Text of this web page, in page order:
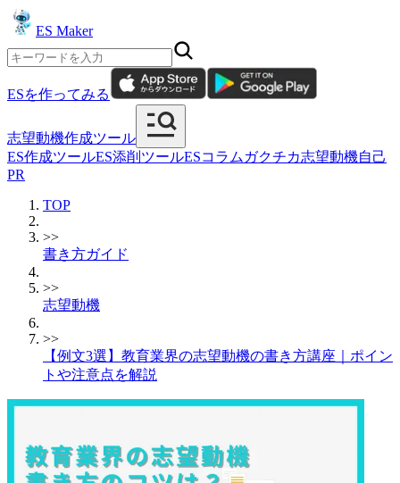
ES Maker
ESを作ってみる
志望動機作成ツール
ES作成ツールES添削ツールESコラム ガクチカ志望動機自己
PR
TOP
>>
書き方ガイド
>>
志望動機
>>
【例文3選】教育業界の志望動機の書き方講座｜ポイン
トや注意点を解説